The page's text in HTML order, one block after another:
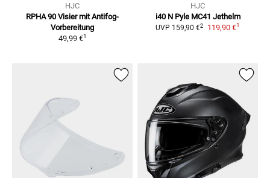
HJC
RPHA 90 Visier mit Antifog-
Vorbereitung
49,99 €1
HJC
i40 N Pyle MC41 Jethelm
UVP 159,90 €2 119,90 €1